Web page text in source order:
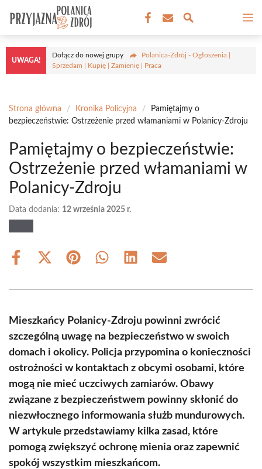
treści
UWAGA!
Dołącz do nowej grupy
Polanica-Zdrój - Ogłoszenia |
Sprzedam | Kupię | Zamienię | Praca
Strona główna / Kronika Policyjna /
Pamiętajmy o
bezpieczeństwie: Ostrzeżenie przed włamaniami w Polanicy-Zdroju
Pamiętajmy o bezpieczeństwie:
Ostrzeżenie przed włamaniami w
Polanicy-Zdroju
Data dodania: 12 września 2025 r.
Share
Share
(Twitter)
Share Share Share Share
Mieszkańcy Polanicy-Zdroju powinni zwrócić
szczególną uwagę na bezpieczeństwo w swoich
domach i okolicy. Policja przypomina o konieczności
ostrożności w kontaktach z obcymi osobami, które
mogą nie mieć uczciwych zamiarów. Obawy
związane z bezpieczeństwem powinny skłonić do
niezwłocznego informowania służb mundurowych.
W artykule przedstawiamy kilka zasad, które
pomogą zwiększyć ochronę mienia oraz zapewnić
spokój wszystkim mieszkańcom.